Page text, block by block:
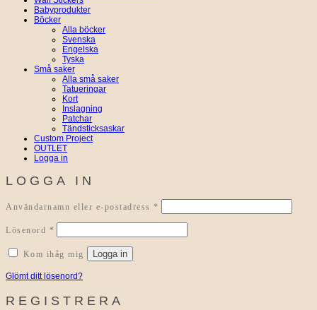
Babyprodukter
Böcker
Alla böcker
Svenska
Engelska
Tyska
Små saker
Alla små saker
Tatueringar
Kort
Inslagning
Patchar
Tändsticksaskar
Custom Project
OUTLET
Logga in
LOGGA IN
Användarnamn eller e-postadress *
Lösenord *
Kom ihåg mig Logga in
Glömt ditt lösenord?
REGISTRERA